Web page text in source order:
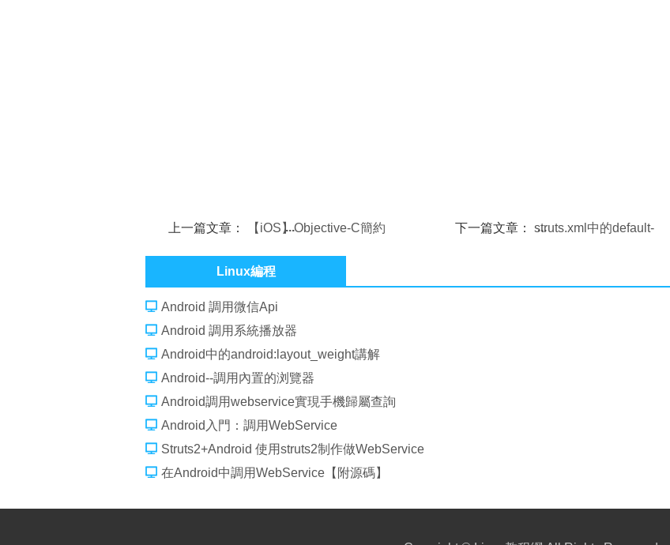
上一篇文章：
【iOS】Objective-C簡約
下一篇文章： struts.xml中的default-
Linux編程
Android 調用微信Api
Android 調用系統播放器
Android中的android:layout_weight講解
Android--調用內置的浏覽器
Android調用webservice實現手機歸屬查詢
Android入門：調用WebService
Struts2+Android 使用struts2制作做WebService
在Android中調用WebService【附源碼】